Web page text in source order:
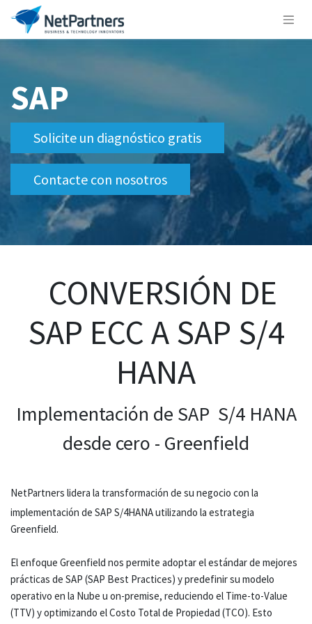
SAP
Solicite un diagnóstico gratis
Contacte con nosotros
CONVERSIÓN DE
SAP ECC A SAP S/4
HANA
Implementación de SAP S/4 HANA
desde cero - Greenfield
NetPartners lidera la transformación de su negocio con la
implementación de SAP S/4HANA utilizando la estrategia
Greenfield.
El enfoque Greenfield nos permite adoptar el estándar de mejores
prácticas de SAP (SAP Best Practices) y predefinir su modelo
operativo en la Nube u on-premise, reduciendo el Time-to-Value
(TTV) y optimizando el Costo Total de Propiedad (TCO). Esto